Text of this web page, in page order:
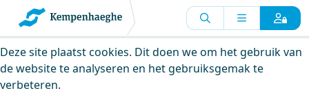
Kempenhaeghe maakt gebruik van
cookies
Deze site plaatst cookies. Dit doen we om het gebruik van
de website te analyseren en het gebruiksgemak te
verbeteren.